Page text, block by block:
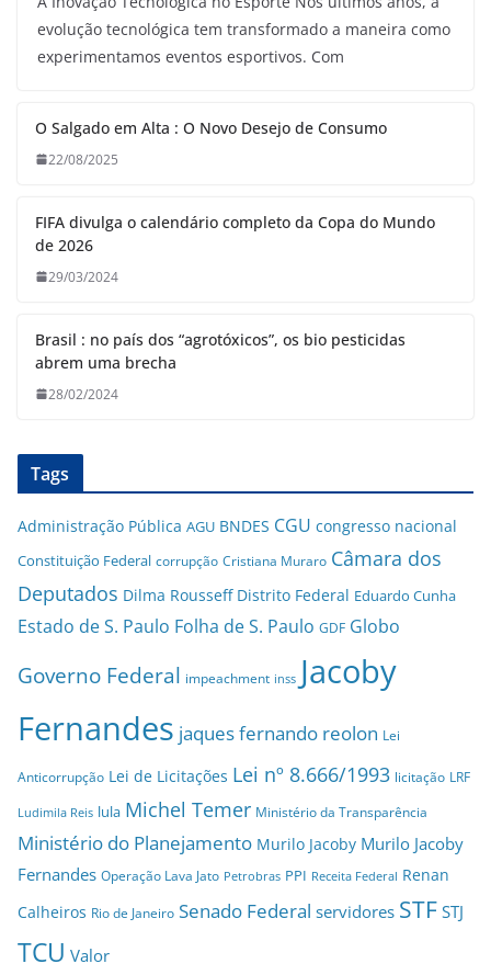
evolução tecnológica tem transformado a maneira como
experimentamos eventos esportivos. Com
O Salgado em Alta : O Novo Desejo de Consumo
22/08/2025
FIFA divulga o calendário completo da Copa do Mundo
de 2026
29/03/2024
Brasil : no país dos “agrotóxicos”, os bio pesticidas
abrem uma brecha
28/02/2024
Tags
Administração Pública AGU BNDES CGU congresso nacional
Constituição Federal corrupção Cristiana Muraro Câmara dos
Deputados Dilma Rousseff Distrito Federal Eduardo Cunha
Estado de S. Paulo Folha de S. Paulo GDF Globo
Governo Federal impeachment inss Jacoby
Fernandes jaques fernando reolon Lei
Anticorrupção Lei de Licitações Lei nº 8.666/1993 licitação LRF
Ludimila Reis lula Michel Temer Ministério da Transparência
Ministério do Planejamento Murilo Jacoby Murilo Jacoby
Fernandes Operação Lava Jato Petrobras PPI Receita Federal Renan
Calheiros Rio de Janeiro Senado Federal servidores STF STJ
TCU Valor